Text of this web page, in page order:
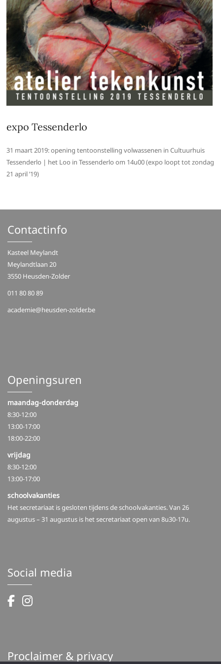
expo Tessenderlo
31 maart 2019: opening tentoonstelling volwassenen in Cultuurhuis
Tessenderlo | het Loo in Tessenderlo om 14u00 (expo loopt tot zondag
21 april ’19)
Contactinfo
Kasteel Meylandt
Meylandtlaan 20
3550 Heusden-Zolder
011 80 80 89
academie@heusden-zolder.be
Openingsuren
maandag-donderdag
8:30-12:00
13:00-17:00
18:00-22:00
vrijdag
8:30-12:00
13:00-17:00
schoolvakanties
Het secretariaat is gesloten tijdens de schoolvakanties. Van 26
augustus – 31 augustus is het secretariaat open van 8u30-17u.
Social media
Proclaimer & privacy